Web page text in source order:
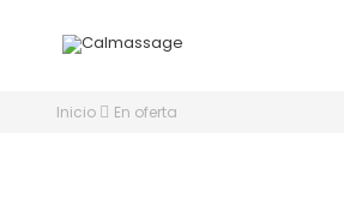
Inicio En oferta